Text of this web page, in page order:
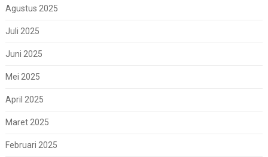
Agustus 2025
Juli 2025
Juni 2025
Mei 2025
April 2025
Maret 2025
Februari 2025